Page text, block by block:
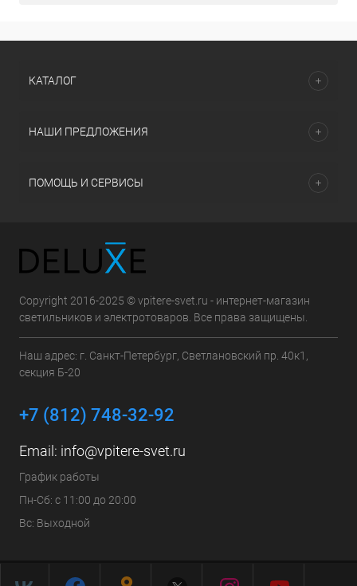
КАТАЛОГ
НАШИ ПРЕДЛОЖЕНИЯ
ПОМОЩЬ И СЕРВИСЫ
Copyright 2016-2025 © vpitere-svet.ru - интернет-магазин
светильников и электротоваров. Все права защищены.
Наш адрес: г. Санкт-Петербург, Светлановский пр. 40к1,
секция Б-20
+7 (812) 748-32-92
Email: info@vpitere-svet.ru
График работы
Пн-Сб: с 11:00 до 20:00
Вс: Выходной